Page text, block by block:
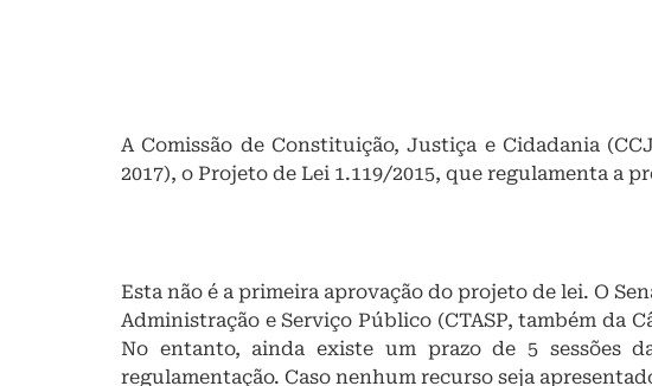
A Comissão de Constituição, Justiça e Cidadania
2017), o Projeto de Lei 1.119/2015, que regulamenta a
Esta não é a primeira aprovação do projeto de lei. O
Administração e Serviço Público (CTASP, também da
No entanto, ainda existe um prazo de 5 sessões
regulamentação. Caso nenhum recurso seja